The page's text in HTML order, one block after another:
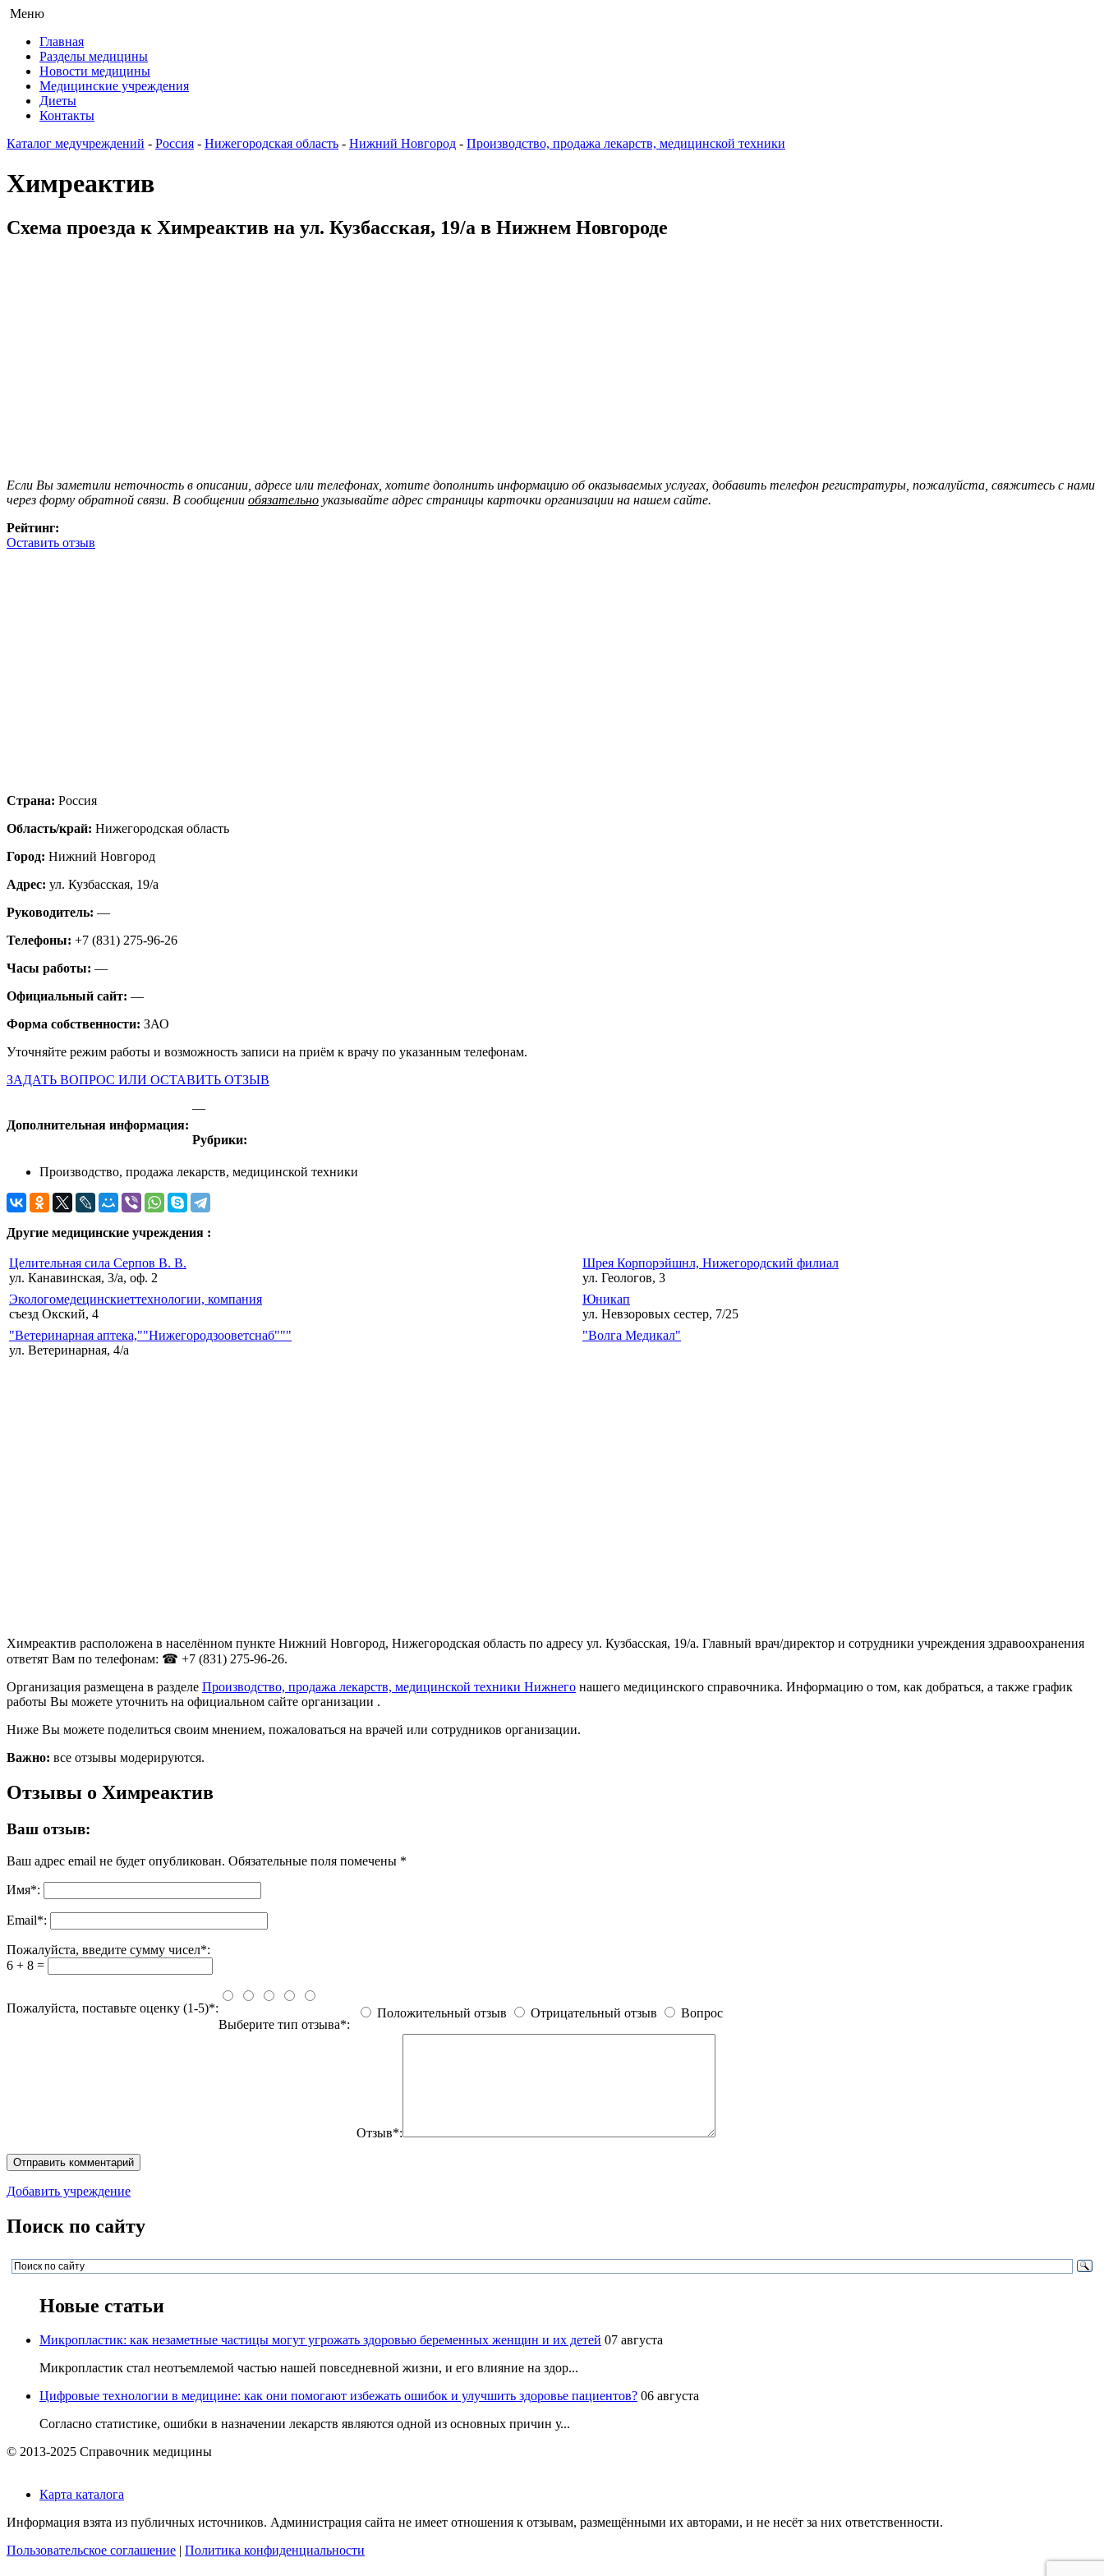
Меню
Главная
Разделы медицины
Новости медицины
Медицинские учреждения
Диеты
Контакты
Каталог медучреждений - Россия - Нижегородская область - Нижний Новгород - Производство, продажа лекарств, медицинской техники
Химреактив
Схема проезда к Химреактив на ул. Кузбасская, 19/а в Нижнем Новгороде
Если Вы заметили неточность в описании, адресе или телефонах, хотите дополнить информацию об оказываемых услугах, добавить телефон регистратуры, пожалуйста, свяжитесь с нами
через форму обратной связи. В сообщении обязательно указывайте адрес страницы карточки организации на нашем сайте.
Рейтинг:
Оставить отзыв
Страна: Россия
Область/край: Нижегородская область
Город: Нижний Новгород
Адрес: ул. Кузбасская, 19/а
Руководитель: —
Телефоны: +7 (831) 275-96-26
Часы работы: —
Официальный сайт: —
Форма собственности: ЗАО
Уточняйте режим работы и возможность записи на приём к врачу по указанным телефонам.
ЗАДАТЬ ВОПРОС ИЛИ ОСТАВИТЬ ОТЗЫВ
Дополнительная информация:
—
Рубрики:
Производство, продажа лекарств, медицинской техники
Другие медицинские учреждения :
Целительная сила Серпов В. В.
ул. Канавинская, 3/а, оф. 2
Шрея Корпорэйшнл, Нижегородский филиал
ул. Геологов, 3
Экологомедецинскиеттехнологии, компания
съезд Окский, 4
Юникап
ул. Невзоровых сестер, 7/25
"Ветеринарная аптека,""Нижегородзооветснаб"""
ул. Ветеринарная, 4/а
"Волга Медикал"
Химреактив расположена в населённом пункте Нижний Новгород, Нижегородская область по адресу ул. Кузбасская, 19/а. Главный врач/директор и сотрудники учреждения здравоохранения
ответят Вам по телефонам: ☎ +7 (831) 275-96-26.
Организация размещена в разделе Производство, продажа лекарств, медицинской техники Нижнего нашего медицинского справочника. Информацию о том, как добраться, а также график
работы Вы можете уточнить на официальном сайте организации .
Ниже Вы можете поделиться своим мнением, пожаловаться на врачей или сотрудников организации.
Важно: все отзывы модерируются.
Отзывы о Химреактив
Ваш отзыв:
Ваш адрес email не будет опубликован. Обязательные поля помечены *
Имя*:
Email*:
Пожалуйста, введите сумму чисел*:
6 + 8 =
Пожалуйста, поставьте оценку (1-5)*:
Выберите тип отзыва*:
Положительный отзыв Отрицательный отзыв Вопрос
Отзыв*:
Добавить учреждение
Поиск по сайту
Новые статьи
Микропластик: как незаметные частицы могут угрожать здоровью беременных женщин и их детей 07 августа
Микропластик стал неотъемлемой частью нашей повседневной жизни, и его влияние на здор...
Цифровые технологии в медицине: как они помогают избежать ошибок и улучшить здоровье пациентов? 06 августа
Согласно статистике, ошибки в назначении лекарств являются одной из основных причин у...
© 2013-2025 Справочник медицины
Карта каталога
Информация взята из публичных источников. Администрация сайта не имеет отношения к отзывам, размещёнными их авторами, и не несёт за них ответственности.
Пользовательское соглашение
Политика конфиденциальности